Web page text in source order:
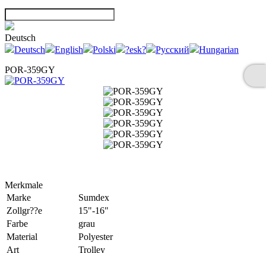
Deutsch
Deutsch
English Polski ?esk? Русский
Hungarian
POR-359GY
Merkmale
Marke
Sumdex
Zollgr??e
15"-16"
Farbe
grau
Material
Polyester
Art
Trolley